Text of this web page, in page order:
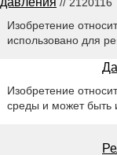
// 2120116
Изобретение
использовано для
Изобретение
среды и может быть